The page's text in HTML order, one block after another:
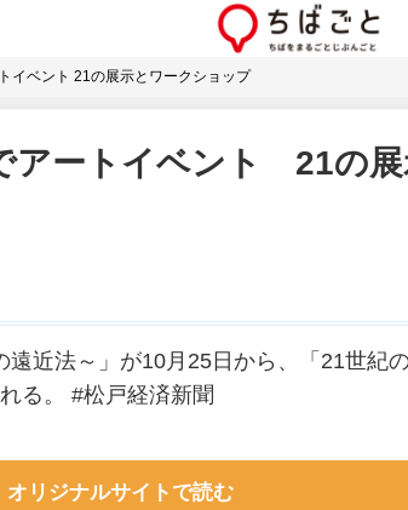
イベント 21の展示とワークショップ
アートイベント 21の
遠近法～」が10月25日から、「21世紀
る。 #松戸経済新聞
オリジナルサイトで読む